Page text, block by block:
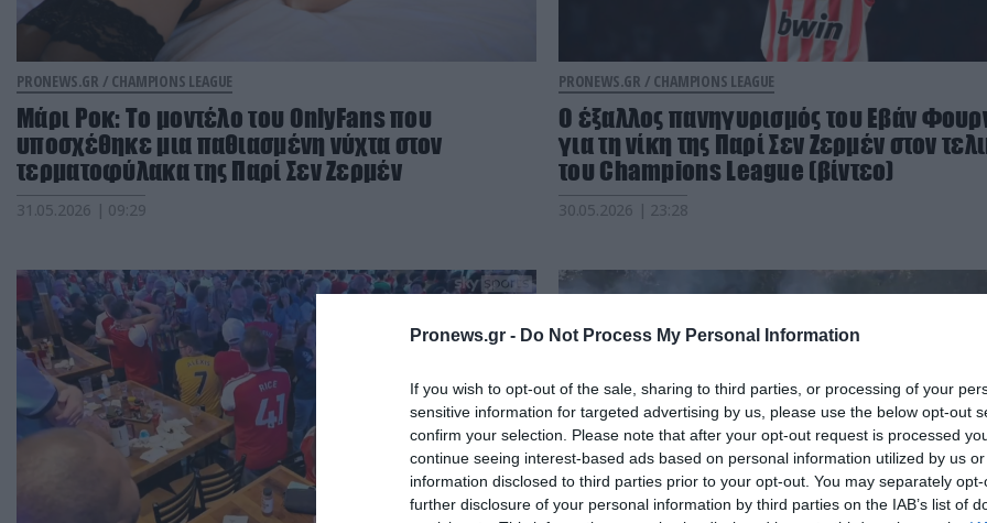
Pronews.gr - Do Not Process My Personal Information
If you wish to opt-out of the sale, sharing to third parties, or processing of your
sensitive information for targeted advertising by us, please use the below opt-out
confirm your selection. Please note that after your opt-out request is processed
continue seeing interest-based ads based on personal information utilized by us
information disclosed to third parties prior to your opt-out. You may separately
further disclosure of your personal information by third parties on the IAB’s list of
PRONEWS.GR / CHAMPIONS LEAGUE
Μάρι Ροκ: Το μοντέλο του ΟnlyFans που
υποσχέθηκε μια παθιασμένη νύχτα στον
τερματοφύλακα της Παρί Σεν Ζερμέν
31.05.2026 | 09:29
PRONEWS.GR / CHAMPIONS LEAGUE
Ο έξαλλος πανηγυρισμός του Εβάν
για τη νίκη της Παρί Σεν Ζερμέν στον
του Champions League (βίντεο)
30.05.2026 | 23:28